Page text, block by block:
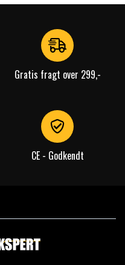
Gratis fragt over 299,-
CE - Godkendt